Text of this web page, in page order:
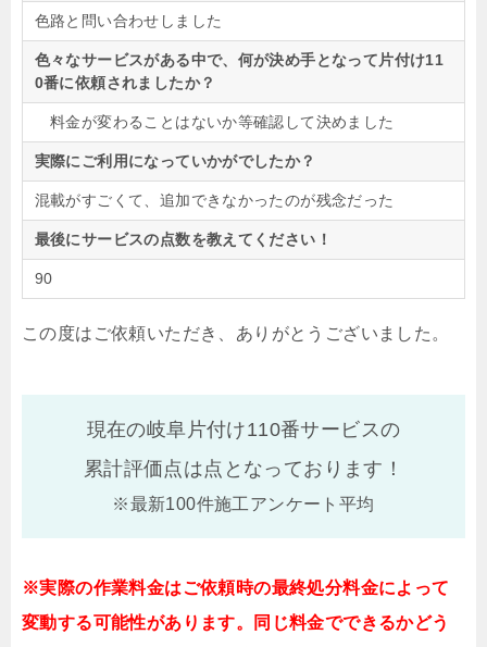
色路と問い合わせしました
色々なサービスがある中で、何が決め手となって片付け11
0番に依頼されましたか？
料金が変わることはないか等確認して決めました
実際にご利用になっていかがでしたか？
混載がすごくて、追加できなかったのが残念だった
最後にサービスの点数を教えてください！
90
この度はご依頼いただき、ありがとうございました。
現在の岐阜片付け110番サービスの
累計評価点は点となっております！
※最新100件施工アンケート平均
※実際の作業料金はご依頼時の最終処分料金によって
変動する可能性があります。同じ料金でできるかどう